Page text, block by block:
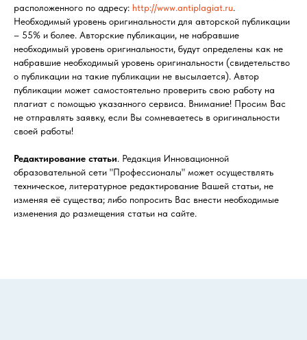
расположенного по адресу: http://www.antiplagiat.ru.
Необходимый уровень оригинальности для авторской публикации
– 55% и более. Авторские публикации, не набравшие
необходимый уровень оригинальности, будут определены как не
набравшие необходимый уровень оригинальности (свидетельство
о публикации на такие публикации не высылается). Автор
публикации может самостоятельно проверить свою работу на
плагиат с помощью указанного сервиса. Внимание! Просим Вас
не отправлять заявку, если Вы сомневаетесь в оригинальности
своей работы!
Редактирование статьи. Редакция Инновационной
образовательной сети "Профессионалы" может осуществлять
техническое, литературное редактирование Вашей статьи, не
изменяя её существа; либо попросить Вас внести необходимые
изменения до размещения статьи на сайте.